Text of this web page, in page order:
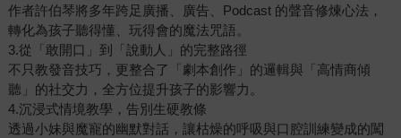
作者許伯琴將多年跨足廣播、廣告、Podcast 的聲音修煉心法，
轉化為孩子聽得懂、玩得會的魔法咒語。
3.從「敢開口」到「說動人」的完整路徑
不只教發音技巧，更整合了「劇本創作」的邏輯與「高情商傾
聽」的社交力，全方位提升孩子的影響力。
4.沉浸式情境教學，告別生硬教條
透過小妹與魔寵的幽默對話，讓枯燥的呼吸與口腔訓練變成的闖